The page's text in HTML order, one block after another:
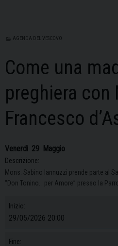
AGENDA DEL VESCOVO
Come una
preghiera con
Francesco
Venerdì 29 Maggio
Descrizione:
Mons. Sabino Iannuzzi prende parte al
“Don Tonino… per Amore” presso la
Inizio:
29/05/2026 20:00
Fine: